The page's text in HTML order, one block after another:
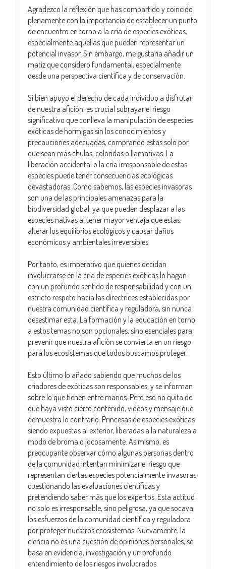
Agradezco la reflexión que has compartido y coincido
plenamente con la importancia de establecer un punto
de encuentro en torno a la cría de especies exóticas,
especialmente aquellas que pueden representar un
potencial invasor. Sin embargo, me gustaría añadir un
matiz que considero fundamental, especialmente
desde una perspectiva científica y de conservación.
Si bien apoyo el derecho de cada individuo a disfrutar
de nuestra afición, es crucial subrayar el riesgo
significativo que conlleva la manipulación de especies
exóticas de hormigas sin los conocimientos y
precauciones adecuadas, comprando estas solo por
que sean más chulas, coloridas o llamativas. La
liberación accidental o la cría irresponsable de estas
especies puede tener consecuencias ecológicas
devastadoras. Como sabemos, las especies invasoras
son una de las principales amenazas para la
biodiversidad global, ya que pueden desplazar a las
especies nativas al tener mayor ventaja que estas,
alterar los equilibrios ecológicos y causar daños
económicos y ambientales irreversibles.
Por tanto, es imperativo que quienes decidan
involucrarse en la cría de especies exóticas lo hagan
con un profundo sentido de responsabilidad y con un
estricto respeto hacia las directrices establecidas por
nuestra comunidad científica y reguladora, sin nunca
desestimar esta. La formación y la educación en torno
a estos temas no son opcionales, sino esenciales para
prevenir que nuestra afición se convierta en un riesgo
para los ecosistemas que todos buscamos proteger.
Esto último lo añado sabiendo que muchos de los
criadores de exóticas son responsables, y se informan
sobre lo que tienen entre manos. Pero eso no quita de
que haya visto cierto contenido, videos y mensaje que
demuestra lo contrario. Princesas de especies exóticas
siendo expuestas al exterior, liberadas a la naturaleza a
modo de broma o jocosamente. Asimismo, es
preocupante observar cómo algunas personas dentro
de la comunidad intentan minimizar el riesgo que
representan ciertas especies potencialmente invasoras,
cuestionando las evaluaciones científicas y
pretendiendo saber más que los expertos. Esta actitud
no solo es irresponsable, sino peligrosa, ya que socava
los esfuerzos de la comunidad científica y reguladora
por proteger nuestros ecosistemas. Nuevamente, la
ciencia no es una cuestión de opiniones personales; se
basa en evidencia, investigación y un profundo
entendimiento de los riesgos involucrados.